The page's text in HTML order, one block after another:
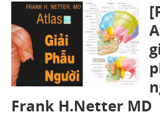
Frank H.Netter MD